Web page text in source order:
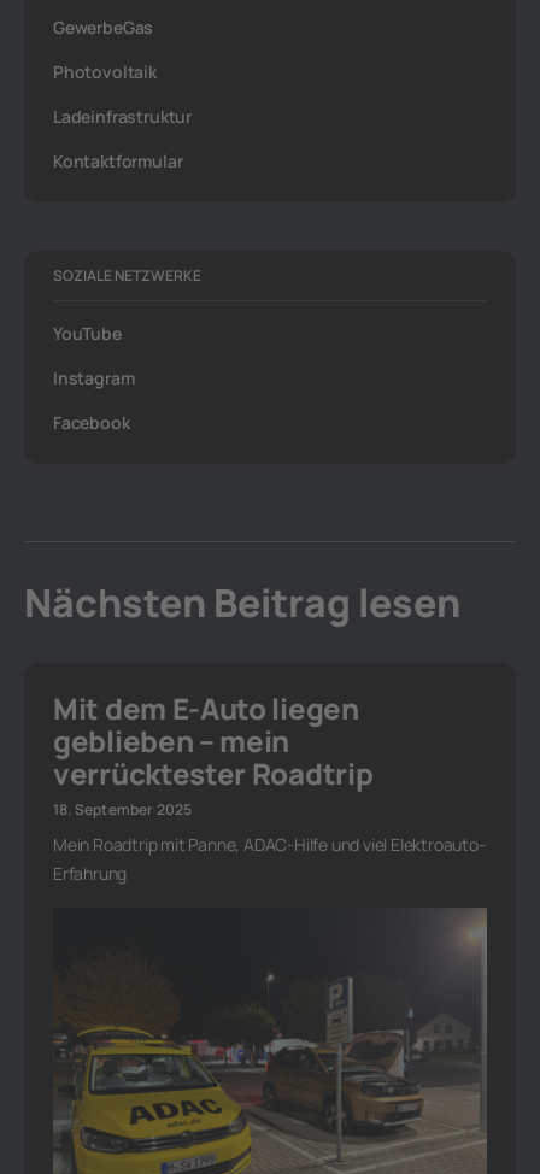
GewerbeGas
Photovoltaik
Ladeinfrastruktur
Kontaktformular
SOZIALE NETZWERKE
YouTube
Instagram
Facebook
Nächsten Beitrag lesen
Mit dem E-Auto liegen
geblieben – mein
verrücktester Roadtrip
18. September 2025
Mein Roadtrip mit Panne, ADAC-Hilfe und viel Elektroauto-
Erfahrung